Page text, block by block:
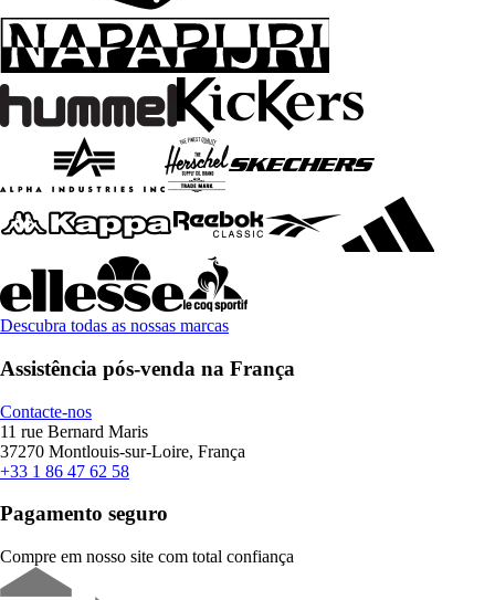
Descubra todas as nossas marcas
Assistência pós-venda na França
Contacte-nos
11 rue Bernard Maris
37270 Montlouis-sur-Loire, França
+33 1 86 47 62 58
Pagamento seguro
Compre em nosso site com total confiança